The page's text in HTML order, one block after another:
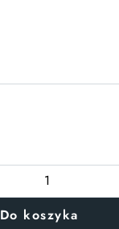
Do koszyka